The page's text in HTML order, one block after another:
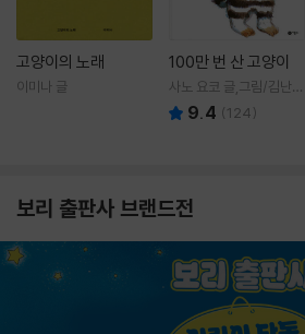
고양이의 노래
이미나 글
100만 번 산 고양이
사노 요코 글,그림/김난주
역 9.4 (124)
보리 출판사 브랜드전